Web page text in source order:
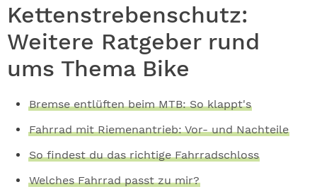
Kettenstrebenschutz:
Weitere Ratgeber rund
ums Thema Bike
Bremse entlüften beim MTB: So klappt's
Fahrrad mit Riemenantrieb: Vor- und Nachteile
So findest du das richtige Fahrradschloss
Welches Fahrrad passt zu mir?